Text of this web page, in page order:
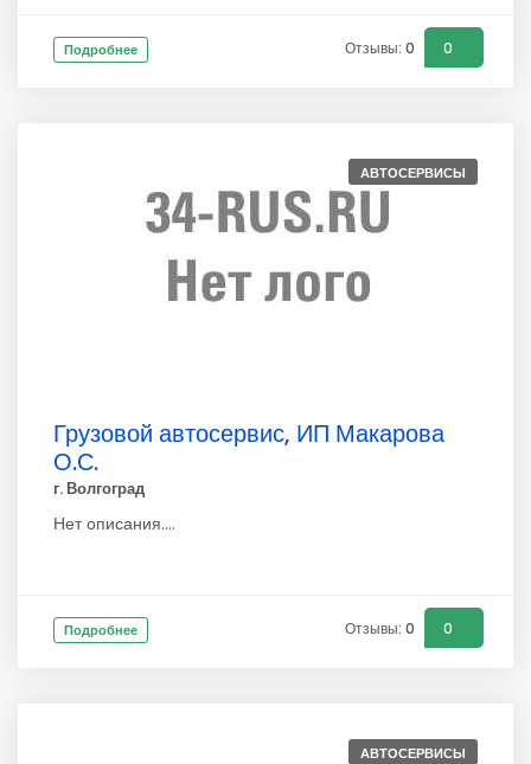
Подробнее Отзывы: 0 0
АВТОСЕРВИСЫ
Грузовой автосервис, ИП Макарова
О.С.
г. Волгоград
Нет описания....
Подробнее Отзывы: 0 0
АВТОСЕРВИСЫ